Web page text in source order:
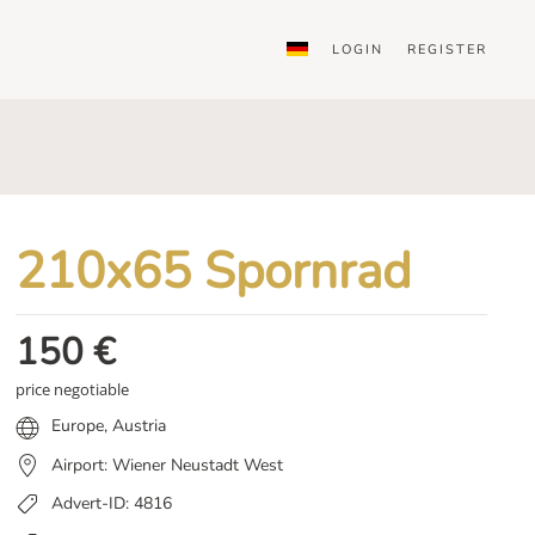
LOGIN REGISTER
210x65 Spornrad
150€
price negotiable
Europe,Austria
Airport: Wiener Neustadt West
Advert-ID: 4816